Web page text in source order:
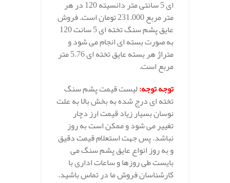
ای 5 سانتی متر دانسیته 120 در هر
متر مربع 231.000 تومان است. فروش
عایق پشم سنگ تخته ای 5 سانت 120
به صورت بسته ای انجام می شود و
متراژ هر بسته عایق تخته ای 5.76 متر
مربع است.
توجه توجه:لیست قیمت پشم سنگ
تخته ای درج شده به بخش بالا به علت
نوسان بسیار زیاد قیمت ارز دچار
تغییر می شود و ممکن است به روز
نباشد. پس جهت استعلام قیمت دقیق
و به روز انواع عایق پشم سنگ می
بایست طی روزها و ساعات اداری با
کارشناسان فروش ما در تماس باشید.